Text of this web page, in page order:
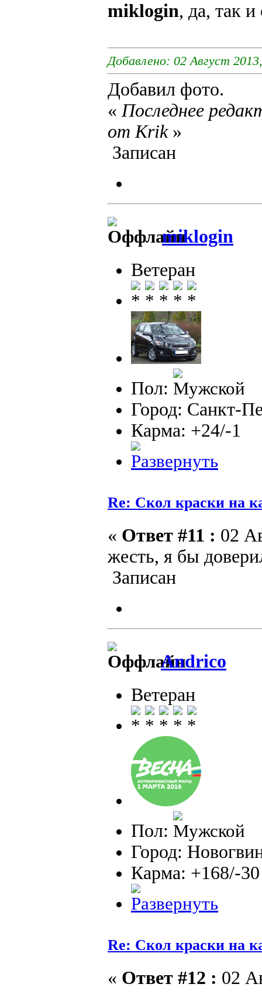
miklogin, да, так и
Добавлено: 02 Август
Добавил фото.
« Последнее
от Krik»
Записан
miklogin
Ветеран
Пол:
Город: Санкт-
Карма: +24/-1
Re: Скол краски на
« Ответ #11 : 02
жесть, я бы
Записан
Andrico
Ветеран
Пол:
Город:
Карма: +168/-30
Re: Скол краски на
« Ответ #12 : 02